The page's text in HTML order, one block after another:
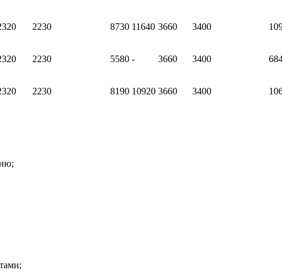
2230 8730 11640 3660 3400
2230 5580 - 3660 3400
2230 8190 10920 3660 3400